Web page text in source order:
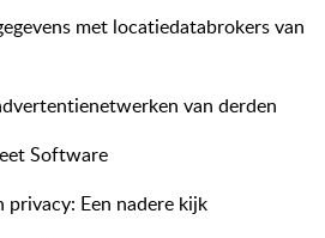
met locatiedatabrokers van
van derden
Software
privacy: Een nadere kijk